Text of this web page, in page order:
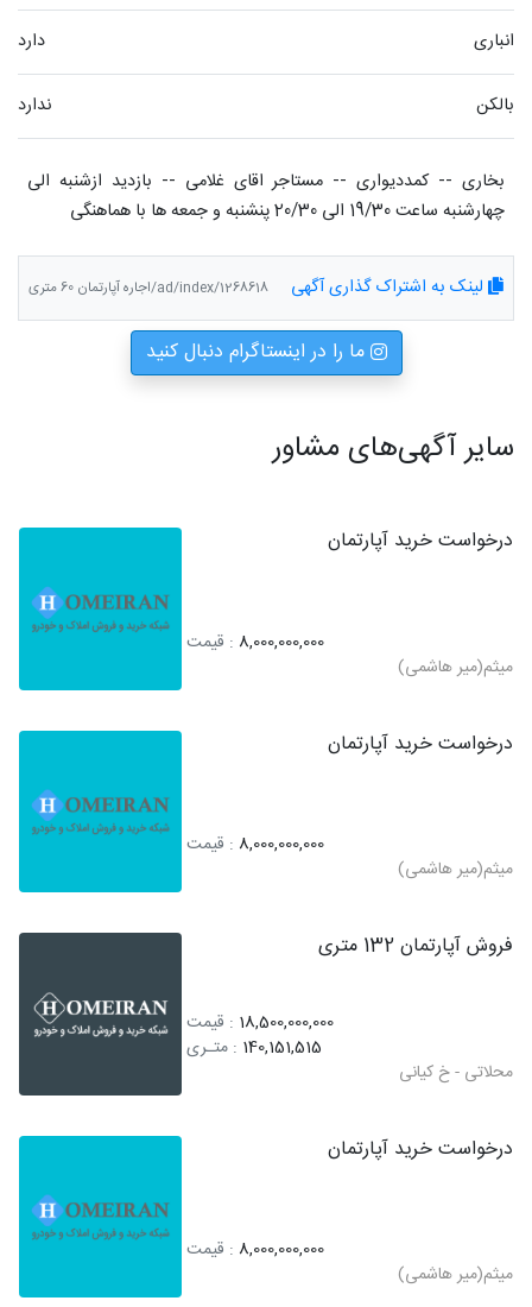
انباری دارد
بالکن ندارد
چهارشنبه ساعت 19/30 الی 20/30 پنشنبه و جمعه ها با هماهنگی
لینک به اشتراک گذاری آگهی ad/index/1268618/اجاره آپارتمان 60 متری
ما را در اینستاگرام دنبال کنید
سایر آگهی‌های مشاور
درخواست خرید آپارتمان
8,000,000,000 : قیمت
میثم(میر هاشمی)
درخواست خرید آپارتمان
8,000,000,000 : قیمت
میثم(میر هاشمی)
فروش آپارتمان 132 متری
18,500,000,000 : قیمت
140,151,515 : متـری
محلاتی - خ کیانی
درخواست خرید آپارتمان
8,000,000,000 : قیمت
میثم(میر هاشمی)